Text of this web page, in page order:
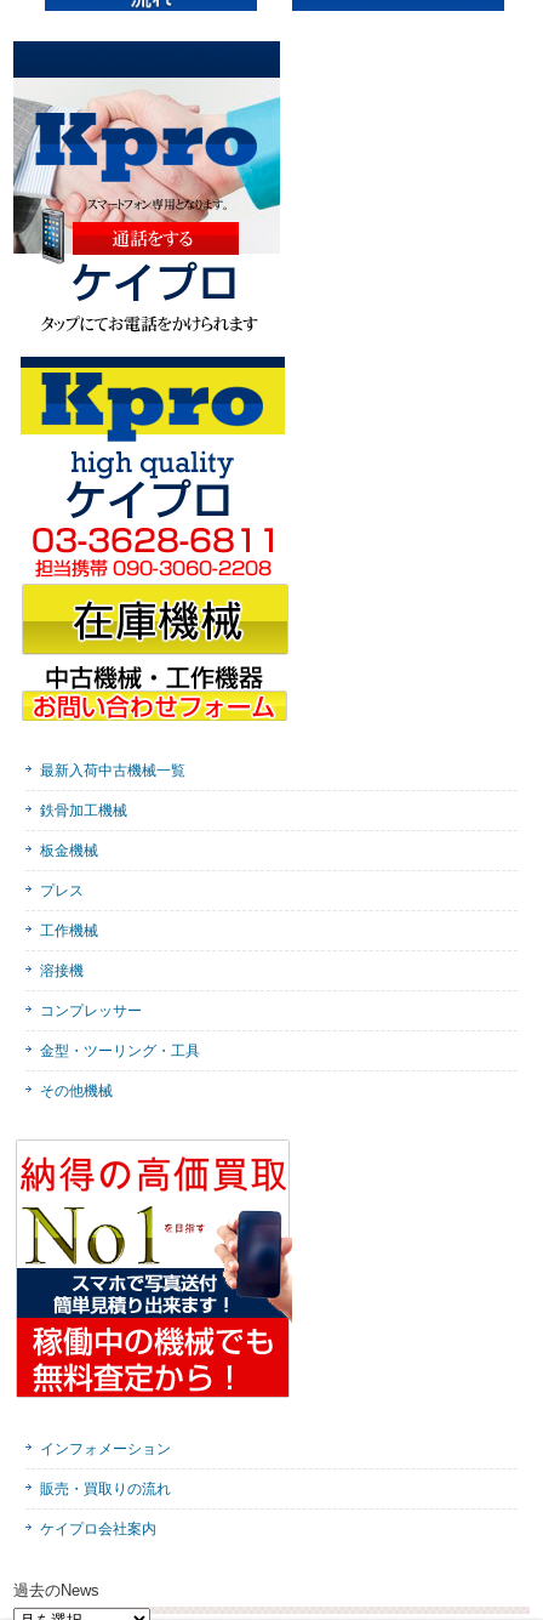
最新入荷中古機械一覧
鉄骨加工機械
板金機械
プレス
工作機械
溶接機
コンプレッサー
金型・ツーリング・工具
その他機械
インフォメーション
販売・買取りの流れ
ケイプロ会社案内
過去のNews